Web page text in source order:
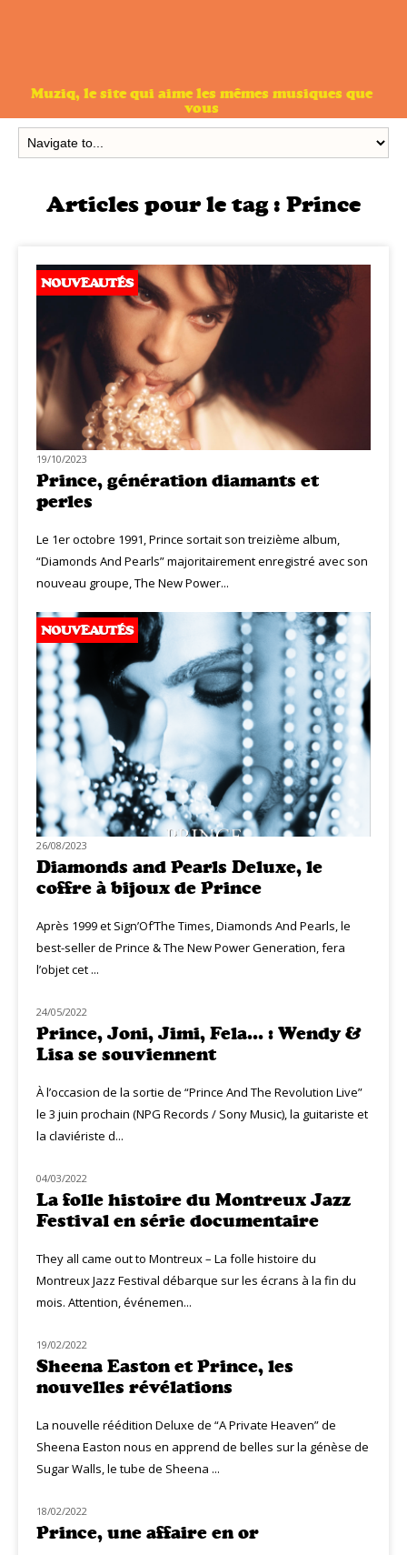
Muziq, le site qui aime les mêmes musiques que
vous
Articles pour le tag : Prince
NOUVEAUTÉS
19/10/2023
Prince, génération diamants et
perles
Le 1er octobre 1991, Prince sortait son treizième album,
“Diamonds And Pearls” majoritairement enregistré avec son
nouveau groupe, The New Power...
NOUVEAUTÉS
26/08/2023
Diamonds and Pearls Deluxe, le
coffre à bijoux de Prince
Après 1999 et Sign’Of’The Times, Diamonds And Pearls, le
best-seller de Prince & The New Power Generation, fera
l’objet cet ...
MUZIQ INTERVIEW
24/05/2022
Prince, Joni, Jimi, Fela… : Wendy &
Lisa se souviennent
À l’occasion de la sortie de “Prince And The Revolution Live”
le 3 juin prochain (NPG Records / Sony Music), la guitariste et
la claviériste d...
MUZIQ NEWS
04/03/2022
La folle histoire du Montreux Jazz
Festival en série documentaire
They all came out to Montreux – La folle histoire du
Montreux Jazz Festival débarque sur les écrans à la fin du
mois. Attention, événemen...
CLASSIQ POP
19/02/2022
Sheena Easton et Prince, les
nouvelles révélations
La nouvelle réédition Deluxe de “A Private Heaven” de
Sheena Easton nous en apprend de belles sur la génèse de
Sugar Walls, le tube de Sheena ...
MUZIQ NEWS
18/02/2022
Prince, une affaire en or